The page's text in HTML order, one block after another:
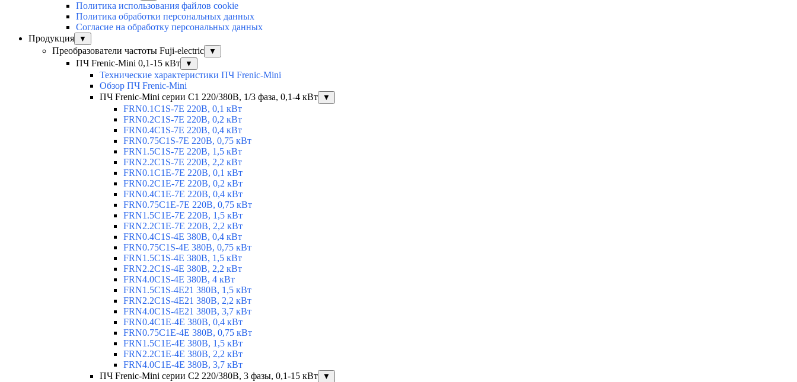
Политика использования файлов cookie
Политика обработки персональных данных
Согласие на обработку персональных данных
Продукция
▼
Преобразователи частоты Fuji-electric ▼
ПЧ Frenic-Mini 0,1-15 кВт ▼
Технические характеристики ПЧ Frenic-Mini
Обзор ПЧ Frenic-Mini
ПЧ Frenic-Mini серии C1 220/380В, 1/3 фаза, 0,1-4 кВт
▼
FRN0.1C1S-7E 220В, 0,1 кВт
FRN0.2C1S-7E 220В, 0,2 кВт
FRN0.4C1S-7E 220В, 0,4 кВт
FRN0.75C1S-7E 220В, 0,75 кВт
FRN1.5C1S-7E 220В, 1,5 кВт
FRN2.2C1S-7E 220В, 2,2 кВт
FRN0.1C1E-7E 220В, 0,1 кВт
FRN0.2C1E-7E 220В, 0,2 кВт
FRN0.4C1E-7E 220В, 0,4 кВт
FRN0.75C1E-7E 220В, 0,75 кВт
FRN1.5C1E-7E 220В, 1,5 кВт
FRN2.2C1E-7E 220В, 2,2 кВт
FRN0.4C1S-4E 380В, 0,4 кВт
FRN0.75C1S-4E 380В, 0,75 кВт
FRN1.5C1S-4E 380В, 1,5 кВт
FRN2.2C1S-4E 380В, 2,2 кВт
FRN4.0C1S-4E 380В, 4 кВт
FRN1.5C1S-4E21 380В, 1,5 кВт
FRN2.2C1S-4E21 380В, 2,2 кВт
FRN4.0C1S-4E21 380В, 3,7 кВт
FRN0.4C1E-4E 380В, 0,4 кВт
FRN0.75C1E-4E 380В, 0,75 кВт
FRN1.5C1E-4E 380В, 1,5 кВт
FRN2.2C1E-4E 380В, 2,2 кВт
FRN4.0C1E-4E 380В, 3,7 кВт
ПЧ Frenic-Mini серии С2 220/380В, 3 фазы, 0,1-15 кВт
▼